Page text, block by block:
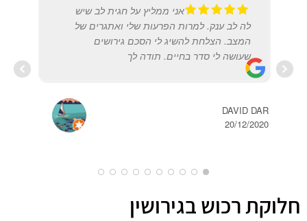
אני ממליץ על חגית לב שיש
לה לב ענק. למרות הפרעות שלי ואתגרים של
המצב. הצלחת להשיג לי הסכם גירושים
שעושה לי סדר בחיים. תודה לך
DAVID DAR
20/12/2020
חלוקת רכוש בגירושין